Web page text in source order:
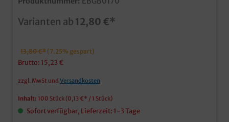
Holzgabelnextrastarke Haptik
Varianten ab 12,80 €*
13,80 €* (7.25% gespart)
Brutto: 15,23 €
zzgl. MwSt und Versandkosten
Inhalt: 100 Stück (0,13 €* / 1 Stück)
Sofort verfügbar, Lieferzeit: 1-3 Tage